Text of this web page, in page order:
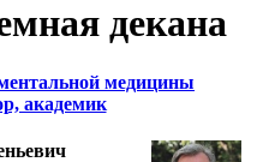
декана
медицины
академик